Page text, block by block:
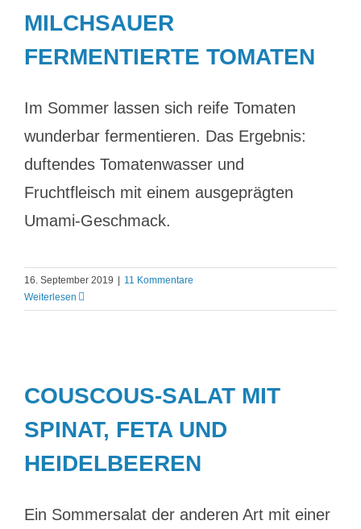
MILCHSAUER
FERMENTIERTE TOMATEN
Im Sommer lassen sich reife Tomaten
wunderbar fermentieren. Das Ergebnis:
duftendes Tomatenwasser und
Fruchtfleisch mit einem ausgeprägten
Umami-Geschmack.
16. September 2019
11 Kommentare
Weiterlesen
COUSCOUS-SALAT MIT
SPINAT, FETA UND
HEIDELBEEREN
Ein Sommersalat der anderen Art mit einer